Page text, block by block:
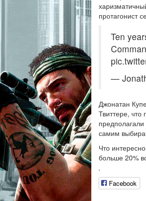
протагонист
Ten
—
Джонатан
Твиттере,
самим
Что
больше 20%
`
Facebook